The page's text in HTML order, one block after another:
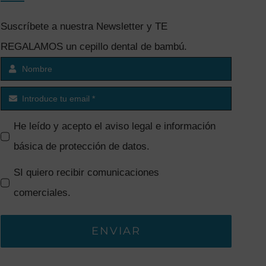
Suscríbete a nuestra Newsletter y TE
REGALAMOS un cepillo dental de bambú.
He leído y acepto el aviso legal e información
básica de protección de datos.
SI quiero recibir comunicaciones
comerciales.
ENVIAR